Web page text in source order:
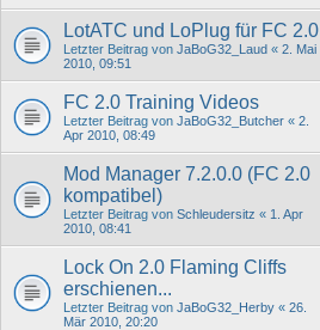
LotATC und LoPlug für FC 2.0
Letzter Beitrag von JaBoG32_Laud « 2. Mai
2010, 09:51
FC 2.0 Training Videos
Letzter Beitrag von JaBoG32_Butcher « 2.
Apr 2010, 08:49
Mod Manager 7.2.0.0 (FC 2.0
kompatibel)
Letzter Beitrag von Schleudersitz « 1. Apr
2010, 08:41
Lock On 2.0 Flaming Cliffs
erschienen...
Letzter Beitrag von JaBoG32_Herby « 26.
Mär 2010, 20:20